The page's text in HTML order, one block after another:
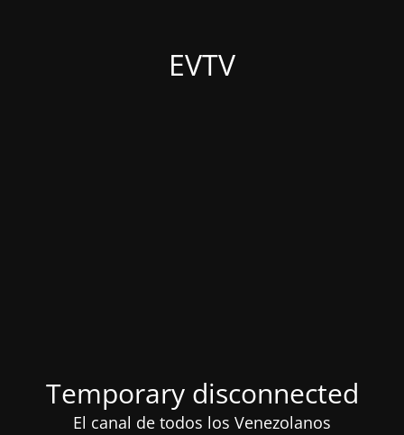
EVTV
Temporary disconnected
El canal de todos los Venezolanos